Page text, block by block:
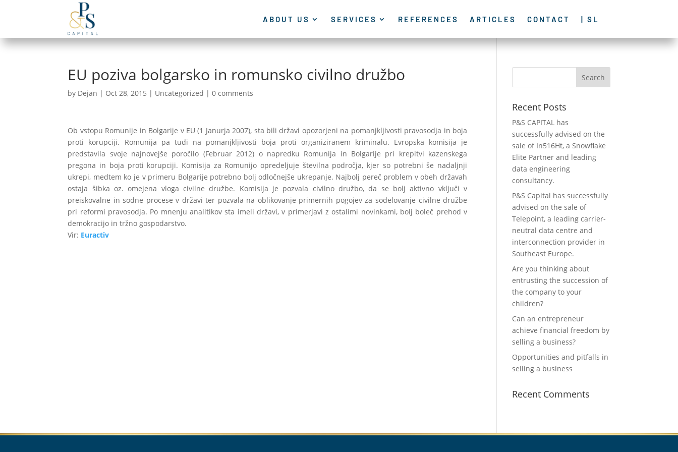
ABOUT US SERVICES REFERENCES ARTICLES CONTACT | SL
EU poziva bolgarsko in romunsko civilno družbo
by Dejan | Oct 28, 2015 | Uncategorized |0 comments
Ob vstopu Romunije in Bolgarije v EU (1 Janurja 2007), sta bili državi opozorjeni na pomanjkljivosti pravosodja in boja
proti korupciji. Romunija pa tudi na pomanjkljivosti boja proti organiziranem kriminalu. Evropska komisija je
predstavila svoje najnovejše poročilo (Februar 2012) o napredku Romunija in Bolgarije pri krepitvi kazenskega
pregona in boja proti korupciji. Komisija za Romunijo opredeljuje številna področja, kjer so potrebni še nadaljnji
ukrepi, medtem ko je v primeru Bolgarije potrebno bolj odločnejše ukrepanje. Najbolj pereč problem v obeh državah
ostaja šibka oz. omejena vloga civilne družbe. Komisija je pozvala civilno družbo, da se bolj aktivno vključi v
preiskovalne in sodne procese v državi ter pozvala na oblikovanje primernih pogojev za sodelovanje civilne družbe
pri reformi pravosodja. Po mnenju analitikov sta imeli državi, v primerjavi z ostalimi novinkami, bolj boleč prehod v
demokracijo in tržno gospodarstvo.
Vir: Euractiv
Recent Posts
P&S CAPITAL has
successfully advised on the
sale of In516Ht, a Snowflake
Elite Partner and leading
data engineering
consultancy.
P&S Capital has successfully
advised on the sale of
Telepoint, a leading carrier-
neutral data centre and
interconnection provider in
Southeast Europe.
Are you thinking about
entrusting the succession of
the company to your
children?
Can an entrepreneur
achieve financial freedom by
selling a business?
Opportunities and pitfalls in
selling a business
Recent Comments